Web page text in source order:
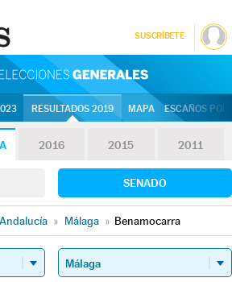
SUSCRÍBETE
RESULTADOS 2019 MAPA ESCAÑOS
2016 2015 2011
SENADO
Andalucía » Málaga » Benamocarra